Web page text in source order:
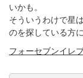
いかも。
そういうわけで星
のを探している方
フォーセブンイレ